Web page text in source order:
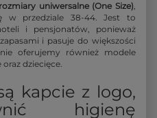
rozmiary uniwersalne (One Size),
w przedziale 38-44. Jest to
i pensjonatów, ponieważ
i pasuje do większości
oferujemy również modele
dziecięce.
kapcie z logo,
higienę